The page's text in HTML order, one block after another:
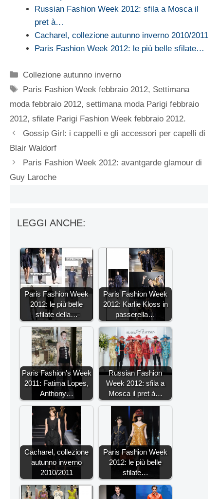
Russian Fashion Week 2012: sfila a Mosca il
pret à…
Cacharel, collezione autunno inverno 2010/2011
Paris Fashion Week 2012: le più belle sfilate…
Categorie
Collezione autunno inverno
Tag
Paris Fashion Week febbraio 2012, Settimana
moda febbraio 2012, settimana moda Parigi febbraio
2012, sfilate Parigi Fashion Week febbraio 2012.
Gossip Girl: i cappelli e gli accessori per capelli di
Blair Waldorf
Paris Fashion Week 2012: avantgarde glamour di
Guy Laroche
LEGGI ANCHE:
Paris Fashion Week
2012: le più belle
sfilate della…
Paris Fashion Week
2012: Karlie Kloss in
passerella…
Paris Fashion's Week
2011: Fatima Lopes,
Anthony…
Russian Fashion
Week 2012: sfila a
Mosca il pret à…
Cacharel, collezione
autunno inverno
2010/2011
Paris Fashion Week
2012: le più belle
sfilate…